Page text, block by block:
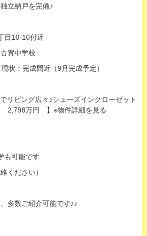
立納戸を完備♪
目10-16付近
賀中学校
状：完成間近（9月完成予定）
リビング広々♪シューズインクローゼット
2,798万円 】※物件詳細を見る
も可能です
ください）
多数ご紹介可能です♪♪